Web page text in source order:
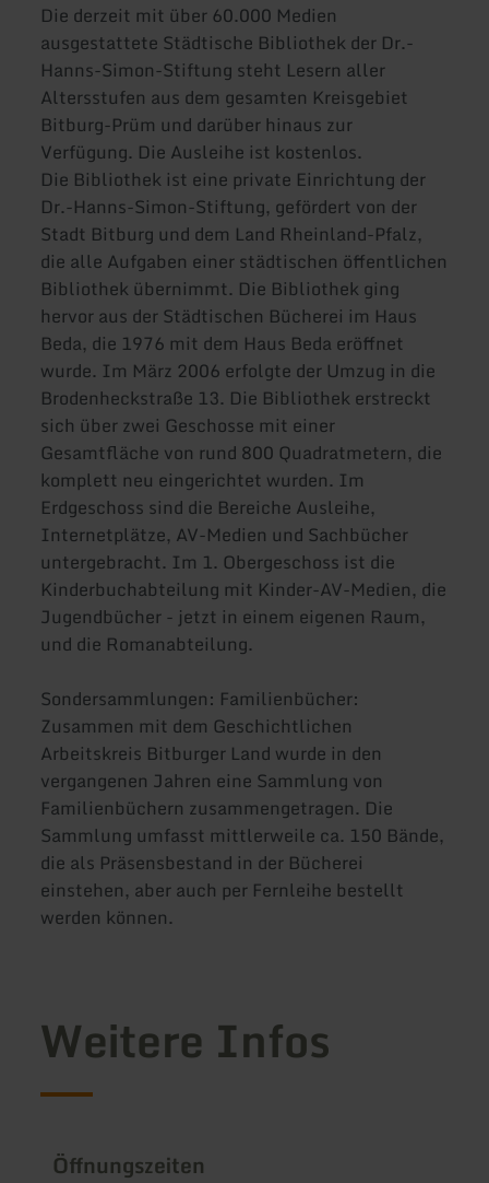
Die derzeit mit über 60.000 Medien
ausgestattete Städtische Bibliothek der Dr.-
Hanns-Simon-Stiftung steht Lesern aller
Altersstufen aus dem gesamten Kreisgebiet
Bitburg-Prüm und darüber hinaus zur
Verfügung. Die Ausleihe ist kostenlos.
Die Bibliothek ist eine private Einrichtung der
Dr.-Hanns-Simon-Stiftung, gefördert von der
Stadt Bitburg und dem Land Rheinland-Pfalz,
die alle Aufgaben einer städtischen öffentlichen
Bibliothek übernimmt. Die Bibliothek ging
hervor aus der Städtischen Bücherei im Haus
Beda, die 1976 mit dem Haus Beda eröffnet
wurde. Im März 2006 erfolgte der Umzug in die
Brodenheckstraße 13. Die Bibliothek erstreckt
sich über zwei Geschosse mit einer
Gesamtfläche von rund 800 Quadratmetern, die
komplett neu eingerichtet wurden. Im
Erdgeschoss sind die Bereiche Ausleihe,
Internetplätze, AV-Medien und Sachbücher
untergebracht. Im 1. Obergeschoss ist die
Kinderbuchabteilung mit Kinder-AV-Medien, die
Jugendbücher - jetzt in einem eigenen Raum,
und die Romanabteilung.
Sondersammlungen: Familienbücher:
Zusammen mit dem Geschichtlichen
Arbeitskreis Bitburger Land wurde in den
vergangenen Jahren eine Sammlung von
Familienbüchern zusammengetragen. Die
Sammlung umfasst mittlerweile ca. 150 Bände,
die als Präsensbestand in der Bücherei
einstehen, aber auch per Fernleihe bestellt
werden können.
Weitere Infos
Öffnungszeiten